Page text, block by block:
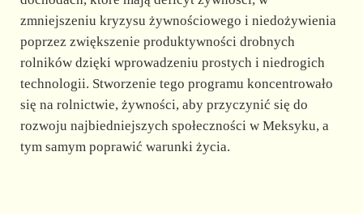
zmniejszeniu kryzysu żywnościowego i niedożywienia
poprzez zwiększenie produktywności drobnych
rolników dzięki wprowadzeniu prostych i niedrogich
technologii. Stworzenie tego programu koncentrowało
się na rolnictwie, żywności, aby przyczynić się do
rozwoju najbiedniejszych społeczności w Meksyku, a
tym samym poprawić warunki życia.